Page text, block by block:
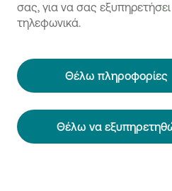
σας, για να σας εξυπηρετήσει
τηλεφωνικά.
Θέλω πληροφορίες
Θέλω να